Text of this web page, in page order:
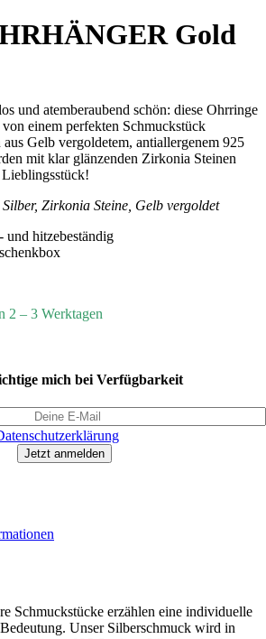
Gold
und atemberaubend schön: diese Ohrringe
einem perfekten Schmuckstück
aus Gelb vergoldetem, antiallergenem 925
mit klar glänzenden Zirkonia Steinen
Zirkonia Steine, Gelb vergoldet
und hitzebeständig
2 – 3 Werktagen
mich bei Verfügbarkeit
Jetzt anmelden
Schmuckstücke erzählen eine individuelle
Unser Silberschmuck wird in